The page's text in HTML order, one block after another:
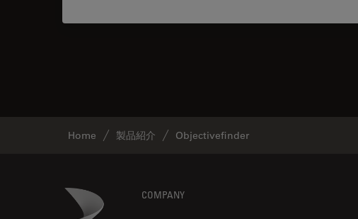
Home 製品紹介 Objectivefinder
Danaher Logo COMPANY